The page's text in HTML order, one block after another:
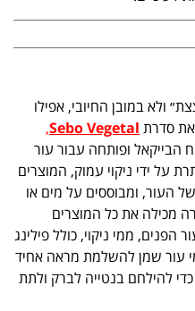
ולא במובן החיובי, אפילו
את סדרת Sebo Vegetal
,
ופותחה עבור עור
על ידי ניקוי עמוק, המוצרים
העור, ומבוססים על מים או
מכילה את כל המוצרים
הפנים, ממי ניקוי, כולל פילינג
עור שמן להשלמת מראה אחיד
להילחם בנטייה לברק ולתת